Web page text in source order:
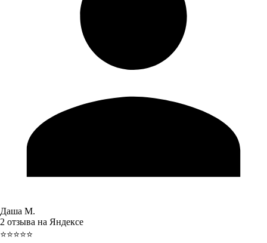
Даша М.
2 отзыва на Яндексе
⭐⭐⭐⭐⭐